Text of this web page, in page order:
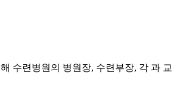
수련병원의 병원장, 수련부장, 각 과 교